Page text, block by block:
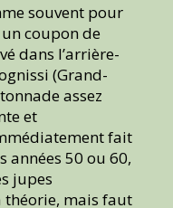
souvent pour
coupon de
dans l’arrière-
(Grand-
assez
et
fait
années 50 ou 60,
jupes
théorie, mais faut